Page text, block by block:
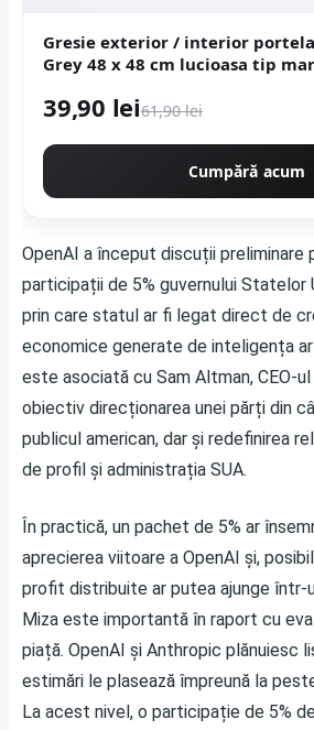
Gresie exterior / interior
Grey 48 x 48 cm
39,90 lei61,90 lei
Cumpără acum
OpenAI a început discuții preliminare
participații de 5% guvernului Statelor
prin care statul ar fi legat direct de
economice generate de inteligența
este asociată cu Sam Altman, CEO-
obiectiv direcționarea unei părți din
publicul american, dar și redefinirea
de profil și administrația SUA.
În practică, un pachet de 5% ar
aprecierea viitoare a OpenAI și,
profit distribuite ar putea ajunge într-
Miza este importantă în raport cu
piață. OpenAI și Anthropic plănuiesc
estimări le plasează împreună la
La acest nivel, o participație de 5%